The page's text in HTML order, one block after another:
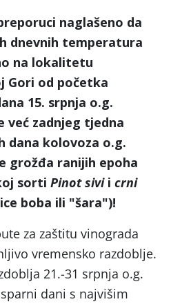
naglašeno da
dnevnih temperatura
na lokalitetu
Gori od početka
15. srpnja o.g.
već zadnjeg tjedna
dana kolovoza o.g.
grožđa ranijih epoha
sorti Pinot sivi i crni
boba ili "šara")!
za zaštitu vinograda
vremensko razdoblje.
21.-31 srpnja o.g.
dani s najvišim